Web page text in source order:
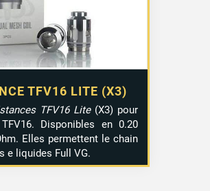
TFV16 LITE (X3)
TFV16 Lite(X3) pour
Disponibles en 0.20
Elles permettent le chain
e liquides Full VG.